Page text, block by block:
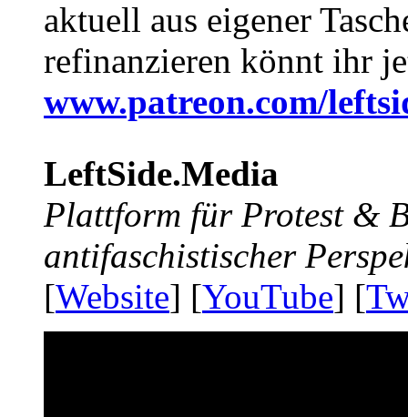
aktuell aus eigener
refinanzieren könnt ihr
www.patreon.com/
LeftSide.Media
Plattform für Protest &
antifaschistischer
[Website] [YouTube] [